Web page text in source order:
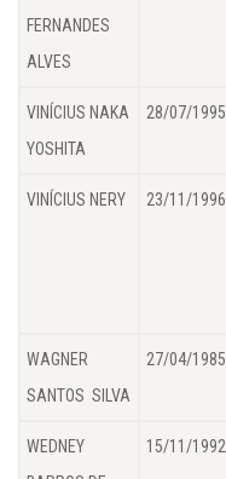
FERNANDES
ALVES
VINÍCIUS NAKA
YOSHITA
28/07/1995
VINÍCIUS NERY 23/11/1996
WAGNER
SANTOS SILVA
27/04/1985
WEDNEY
15/11/1992